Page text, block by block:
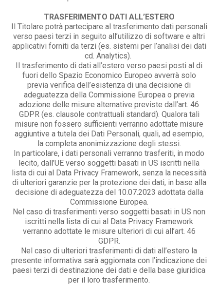
TRASFERIMENTO DATI ALL’ESTERO
Il Titolare potrà partecipare al trasferimento dati personali
verso paesi terzi in seguito all’utilizzo di software e altri
applicativi forniti da terzi (es. sistemi per l’analisi dei dati
cd. Analytics).
Il trasferimento di dati all’estero verso paesi posti al di
fuori dello Spazio Economico Europeo avverrà solo
previa verifica dell’esistenza di una decisione di
adeguatezza della Commissione Europea o previa
adozione delle misure alternative previste dall’art. 46
GDPR (es. clausole contrattuali standard). Qualora tali
misure non fossero sufficienti verranno adottate misure
aggiuntive a tutela dei Dati Personali, quali, ad esempio,
la completa anonimizzazione degli stessi.
In particolare, i dati personali verranno trasferiti, in modo
lecito, dall’UE verso soggetti basati in US iscritti nella
lista di cui al Data Privacy Framework, senza la necessità
di ulteriori garanzie per la protezione dei dati, in base alla
decisione di adeguatezza del 10.07.2023 adottata dalla
Commissione Europea.
Nel caso di trasferimenti verso soggetti basati in US non
iscritti nella lista di cui al Data Privacy Framework
verranno adottate le misure ulteriori di cui all’art. 46
GDPR.
Nel caso di ulteriori trasferimenti di dati all’estero la
presente informativa sarà aggiornata con l’indicazione dei
paesi terzi di destinazione dei dati e della base giuridica
per il loro trasferimento.